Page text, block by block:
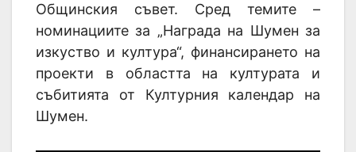
Общинския съвет. Сред темите –
номинациите за „Награда на Шумен за
изкуство и култура“, финансирането на
проекти в областта на културата и
събитията от Културния календар на
Шумен.